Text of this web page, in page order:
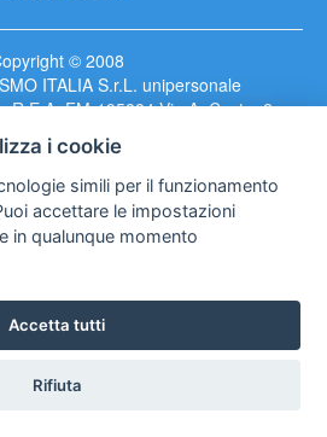
© 2008
ITALIA S.r.L. unipersonale
R.E.A. FM-195884 Via A. Costa, 2
San Giorgio (FM)
i cookie
simili per il funzionamento
accettare le impostazioni
in qualunque momento
Accetta tutti
Rifiuta